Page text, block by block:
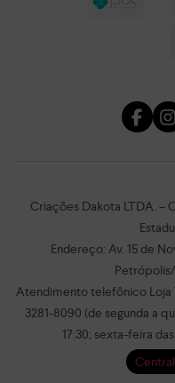
Criações Dakota LTDA. –
Endereço: Av. 15 de
Petrópolis/
Atendimento telefônico Loja
3281-8090 (de segunda a
17:30; sexta-feira das